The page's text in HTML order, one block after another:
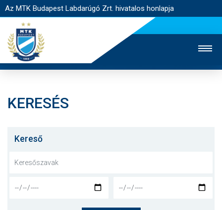
Az MTK Budapest Labdarúgó Zrt. hivatalos honlapja
JEGYÉRTÉKESÍTÉS
NYITÓLAP
KERESÉS
Kereső